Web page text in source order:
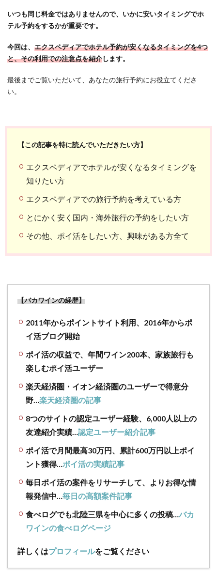
いつも同じ料金ではありませんので、いかに安いタイミングでホ
テル予約をするかが重要です。
今回は、 エクスペディアでホテル予約が安くなるタイミングを4つ
と、その利用での注意点を紹介します。
最後までご覧いただいて、あなたの旅行予約にお役立てくださ
い。
【この記事を特に読んでいただきたい方】
エクスペディアでホテルが安くなるタイミングを
知りたい方
エクスペディアでの旅行予約を考えている方
とにかく安く国内・海外旅行の予約をしたい方
その他、ポイ活をしたい方、興味がある方全て
【バカワインの経歴】
2011年からポイントサイト利用、2016年からポ
イ活ブログ開始
ポイ活の収益で、年間ワイン200本、家族旅行も
楽しむポイ活ユーザー
楽天経済圏・イオン経済圏のユーザーで得意分
野…楽天経済圏の記事
8つのサイトの認定ユーザー経験、6,000人以上の
友達紹介実績…認定ユーザー紹介記事
ポイ活で月間最高30万円、累計600万円以上ポイ
ント獲得…ポイ活の実績記事
毎日ポイ活の案件をリサーチして、よりお得な情
報発信中…毎日の高額案件記事
食べログでも北陸三県を中心に多くの投稿…バカ
ワインの食べログページ
詳しくはプロフィールをご覧ください